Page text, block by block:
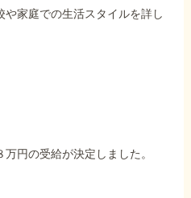
家庭での生活スタイルを詳し
円の受給が決定しました。